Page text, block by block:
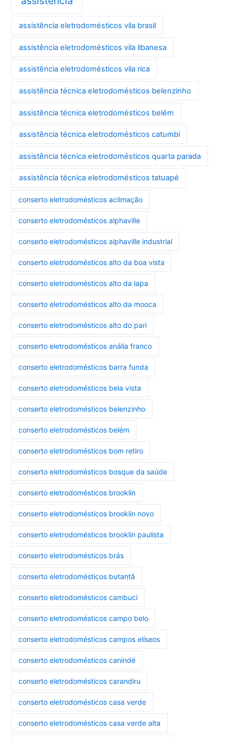
assistência eletrodomésticos vila brasil
assistência eletrodomésticos vila libanesa
assistência eletrodomésticos vila rica
assistência técnica eletrodomésticos belenzinho
assistência técnica eletrodomésticos belém
assistência técnica eletrodomésticos catumbi
assistência técnica eletrodomésticos quarta parada
assistência técnica eletrodomésticos tatuapé
conserto eletrodomésticos aclimação
conserto eletrodomésticos alphaville
conserto eletrodomésticos alphaville industrial
conserto eletrodomésticos alto da boa vista
conserto eletrodomésticos alto da lapa
conserto eletrodomésticos alto da mooca
conserto eletrodomésticos alto do pari
conserto eletrodomésticos anália franco
conserto eletrodomésticos barra funda
conserto eletrodomésticos bela vista
conserto eletrodomésticos belenzinho
conserto eletrodomésticos belém
conserto eletrodomésticos bom retiro
conserto eletrodomésticos bosque da saúde
conserto eletrodomésticos brooklin
conserto eletrodomésticos brooklin novo
conserto eletrodomésticos brooklin paulista
conserto eletrodomésticos brás
conserto eletrodomésticos butantã
conserto eletrodomésticos cambuci
conserto eletrodomésticos campo belo
conserto eletrodomésticos campos elíseos
conserto eletrodomésticos canindé
conserto eletrodomésticos carandiru
conserto eletrodomésticos casa verde
conserto eletrodomésticos casa verde alta